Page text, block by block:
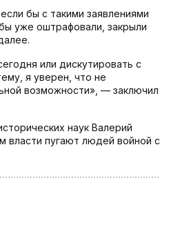
бы с такими заявлениями
уже оштрафовали, закрыли
или дискутировать с
я уверен, что не
возможности», — заключил
наук Валерий
власти пугают людей войной с